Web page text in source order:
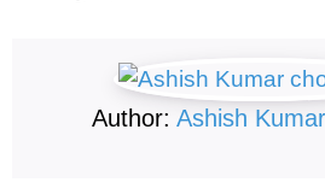
Author: Ashish